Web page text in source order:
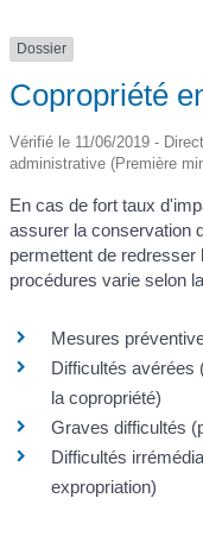
Dossier
Copropriété
Vérifié le 11/06/2019 -
administrative (Première
En cas de fort taux
assurer la conservation
permettent de redresser
procédures varie selon
Mesures
Difficultés avérées
la copropriété)
Graves difficultés
Difficultés
expropriation)